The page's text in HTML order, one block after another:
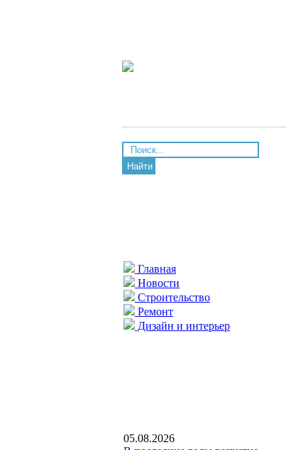
Найти
Главная
Новости
Строительство
Ремонт
Дизайн и интерьер
05.08.2026